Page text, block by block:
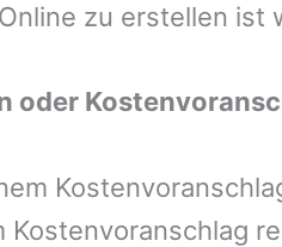
zu erstellen ist
oder
Kostenvoranschlag